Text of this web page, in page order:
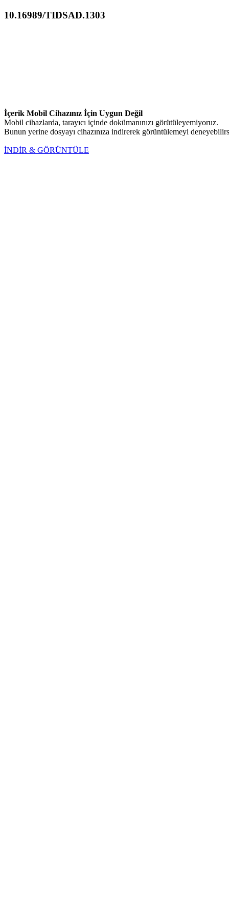
10.16989/TIDSAD.1303
İçerik Mobil Cihazınız İçin Uygun Değil
Mobil cihazlarda, tarayıcı içinde dokümanınızı görütüleyemiyoruz.
Bunun yerine dosyayı cihazınıza indirerek görüntülemeyi
İNDİR & GÖRÜNTÜLE